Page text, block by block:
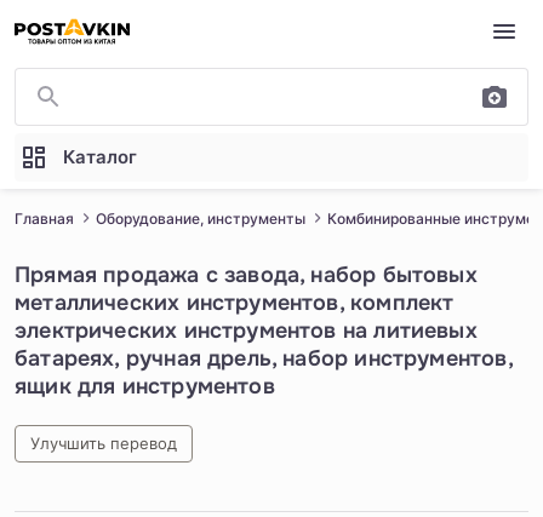
Перейти к основному содержимому
Каталог
Главная Оборудование, инструменты Комбинированные
Прямая продажа с завода, набор бытовых
металлических инструментов, комплект
электрических инструментов на литиевых
батареях, ручная дрель, набор инструментов,
ящик для инструментов
Улучшить перевод